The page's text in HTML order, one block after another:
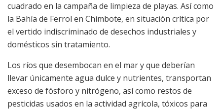
cuadrado en la campaña de limpieza de playas. Así como
la Bahía de Ferrol en Chimbote, en situación crítica por
el vertido indiscriminado de desechos industriales y
domésticos sin tratamiento.
Los ríos que desembocan en el mar y que deberían
llevar únicamente agua dulce y nutrientes, transportan
exceso de fósforo y nitrógeno, así como restos de
pesticidas usados en la actividad agrícola, tóxicos para